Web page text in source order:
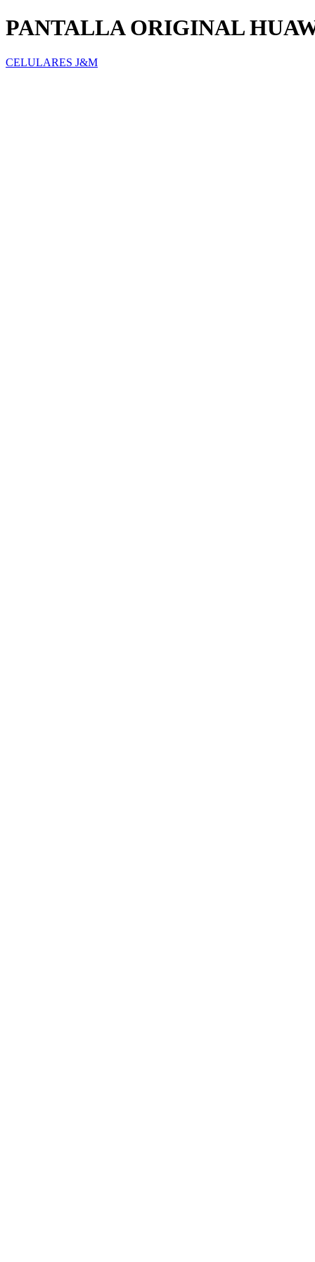
PANTALLA ORIGINAL
CELULARES J&M